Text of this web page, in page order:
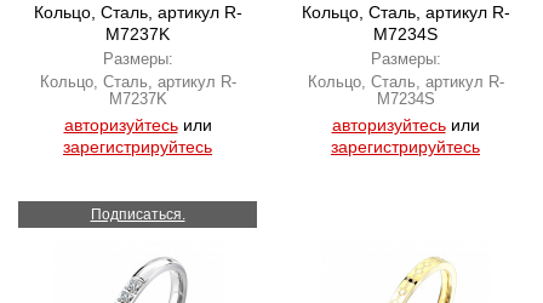
Кольцо, Сталь, артикул R-
M7237K
Размеры:
Кольцо, Сталь, артикул R-
M7237K
авторизуйтесьили
зарегистрируйтесь
Кольцо, Сталь, артикул R-
M7234S
Размеры:
Кольцо, Сталь, артикул R-
M7234S
авторизуйтесьили
зарегистрируйтесь
Подписаться.